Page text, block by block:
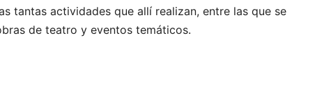
tantas actividades que allí realizan, entre las que se
de teatro y eventos temáticos.